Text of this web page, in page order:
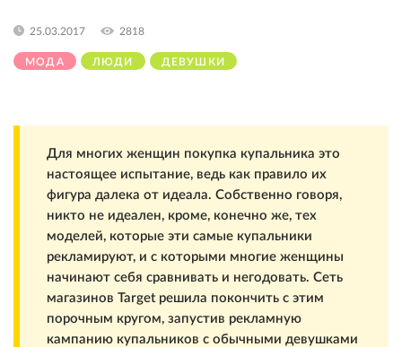
МОДА ЛЮДИ ДЕВУШКИ
25.03.2017 2818
Для многих женщин покупка купальника это
настоящее испытание, ведь как правило их
фигура далека от идеала. Собственно говоря,
никто не идеален, кроме, конечно же, тех
моделей, которые эти самые купальники
рекламируют, и с которыми многие женщины
начинают себя сравнивать и негодовать. Сеть
магазинов Target решила покончить с этим
порочным кругом, запустив рекламную
кампанию купальников с обычными девушками